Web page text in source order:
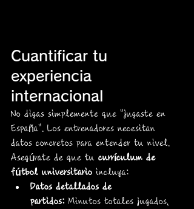
Cuantificar tu
experiencia
internacional
No digas simplemente que "jugaste en
España". Los entrenadores necesitan
datos concretos para entender tu nivel.
Asegúrate de que tu currículum de
fútbol universitario incluya:
Datos detallados de
partidos: Minutos totales jugados,